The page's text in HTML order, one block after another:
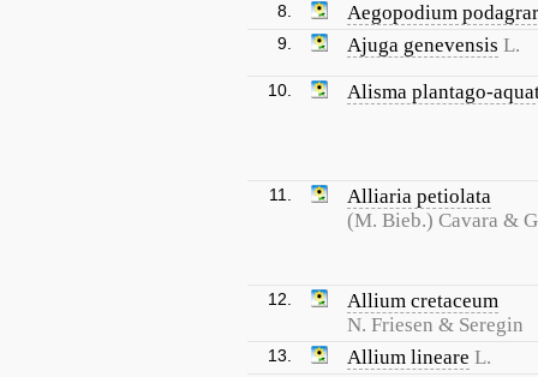
8. Aegopodium
9. Ajuga genevensis L.
10. Alisma plantago-
11.
Alliaria petiolata
(M. Bieb.) Cavara &
12.
Allium cretaceum
N. Friesen & Seregin
13. Allium lineare L.